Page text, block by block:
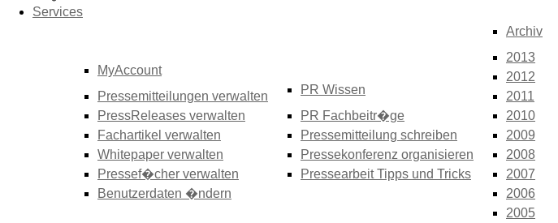
Services
MyAccount
Pressemitteilungen verwalten
PressReleases verwalten
Fachartikel verwalten
Whitepaper verwalten
Pressef�cher verwalten
Benutzerdaten �ndern
PR Wissen
PR Fachbeitr�ge
Pressemitteilung schreiben
Pressekonferenz organisieren
Pressearbeit Tipps und Tricks
Archiv
2013
2012
2011
2010
2009
2008
2007
2006
2005